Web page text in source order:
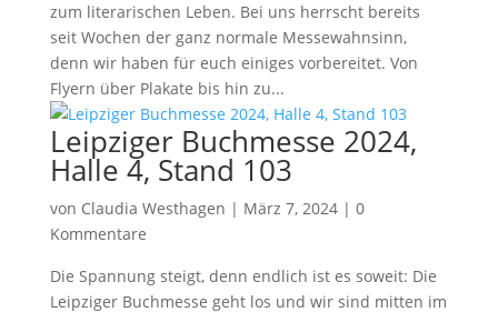
zum literarischen Leben. Bei uns herrscht bereits
seit Wochen der ganz normale Messewahnsinn,
denn wir haben für euch einiges vorbereitet. Von
Flyern über Plakate bis hin zu...
Leipziger Buchmesse 2024,
Halle 4, Stand 103
von Claudia Westhagen | März 7, 2024| 0
Kommentare
Die Spannung steigt, denn endlich ist es soweit: Die
Leipziger Buchmesse geht los und wir sind mitten im